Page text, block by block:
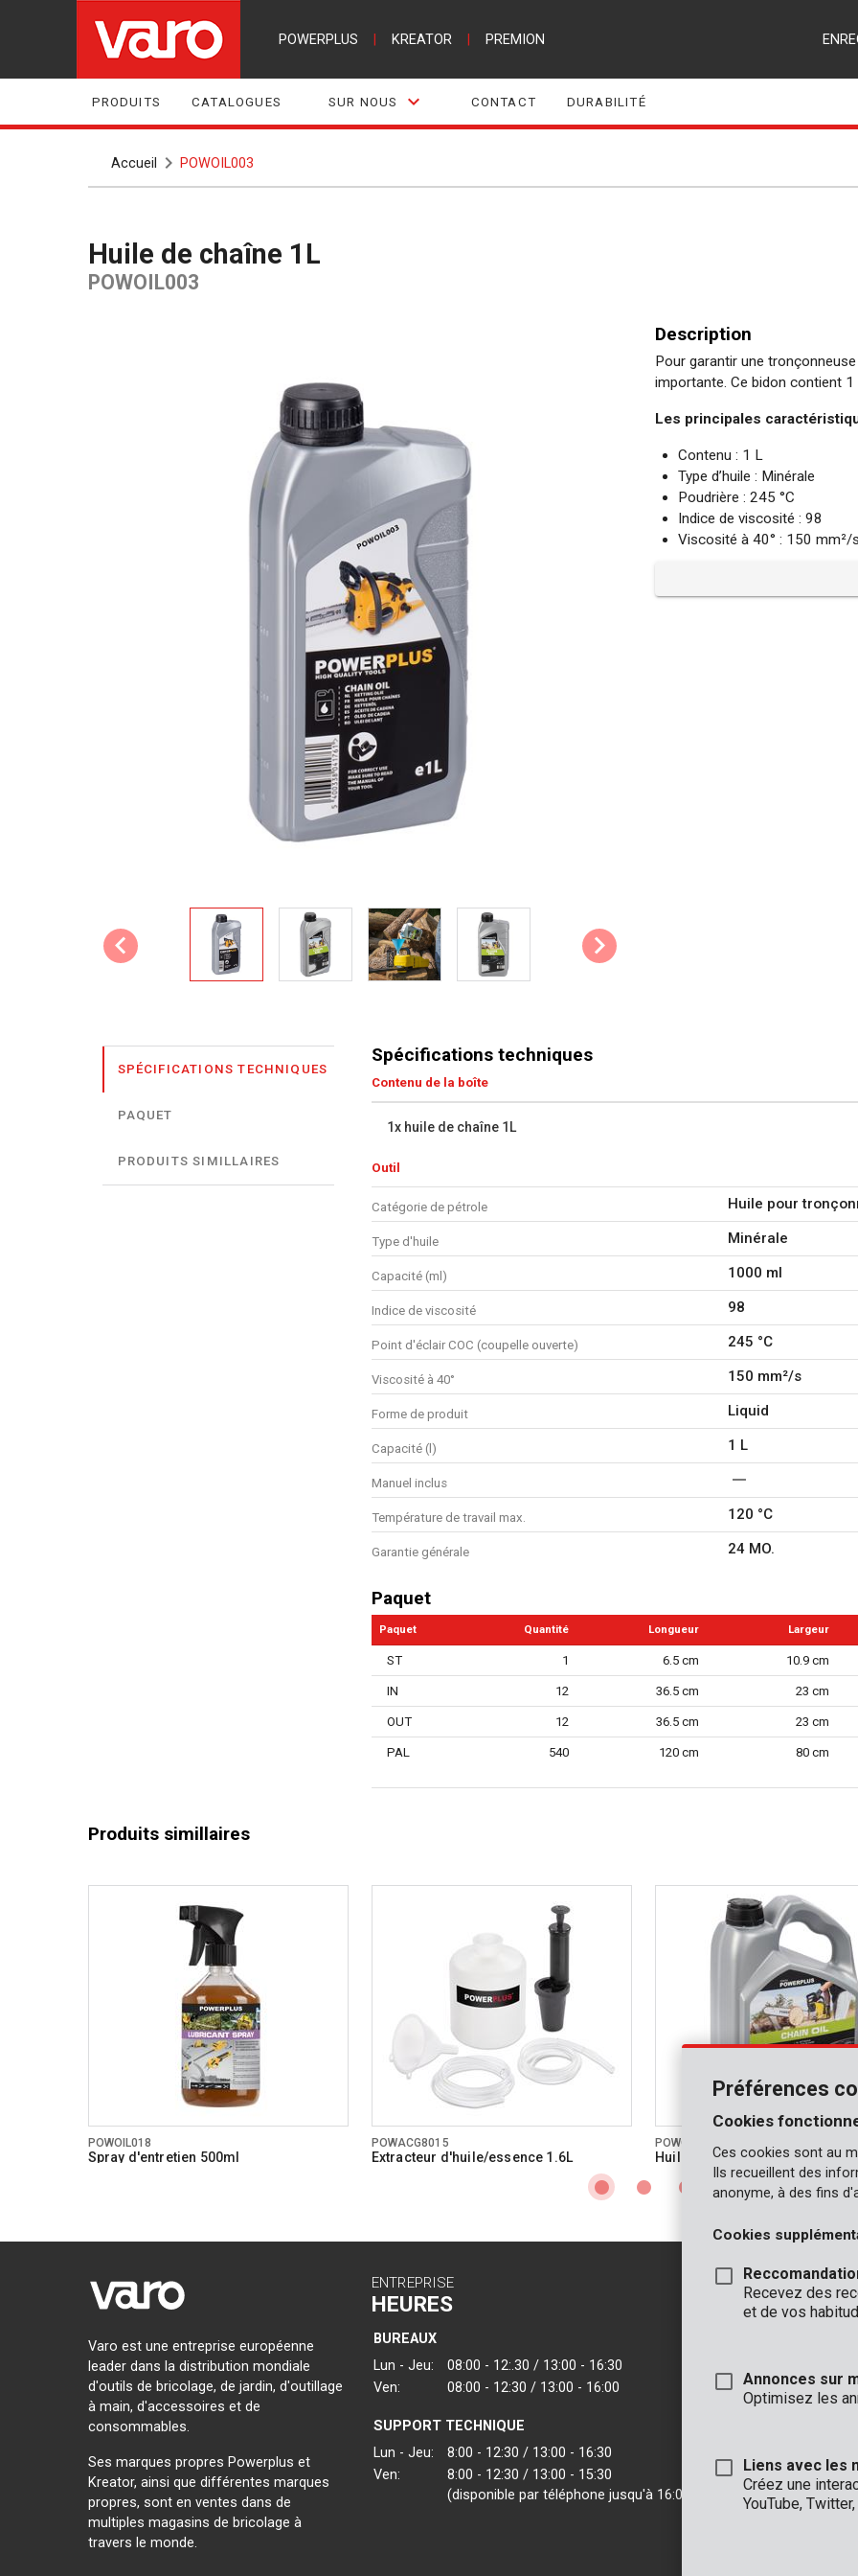
POWERPLUS KREATOR PREMION
PRODUITS CATALOGUES SUR NOUS CONTACT DURABILITÉ
Accueil POWOIL003
Huile de chaîne 1L
POWOIL003
Description
Pour garantir une
importante. Ce bidon contient
Les principales
Contenu : 1 L
Type d’huile : Minérale
Poudrière : 245 °C
Indice de viscosité : 98
Viscosité à 40° : 150 mm²/s
SPÉCIFICATIONS TECHNIQUES
PAQUET
PRODUITS SIMILLAIRES
Spécifications techniques
Contenu de la boîte
1x huile de chaîne 1L
Outil
Catégorie de pétrole Huile pour
Type d'huile Minérale
Capacité (ml) 1000 ml
Indice de viscosité 98
Point d'éclair COC (coupelle ouverte) 245 °C
Viscosité à 40° 150 mm²/s
Forme de produit Liquid
Capacité (l) 1 L
Manuel inclus
Température de travail max. 120 °C
Garantie générale 24 MO.
Paquet
Paquet Quantité Longueur Largeur
ST 1 6.5 cm 10.9 cm
IN 12 36.5 cm 23 cm
OUT 12 36.5 cm 23 cm
PAL 540 120 cm 80 cm
Produits simillaires
POWOIL018
Spray d'entretien 500ml
POWACG8015
Extracteur d'huile/essence 1.6L
POWOIL006
Huile de chaîne 5L
Varo est une entreprise européenne
leader dans la distribution mondiale
d'outils de bricolage, de jardin, d'outillage
à main, d'accessoires et de
consommables.
Ses marques propres Powerplus et
Kreator, ainsi que différentes marques
propres, sont en ventes dans de
multiples magasins de bricolage à
travers le monde.
ENTREPRISE
HEURES
BUREAUX
Lun - Jeu:
08:00 - 12:.30 / 13:00 - 16:30
Ven:
08:00 - 12:30 / 13:00 - 16:00
SUPPORT TECHNIQUE
Lun - Jeu:
8:00 - 12:30 / 13:00 - 16:30
Ven:
8:00 - 12:30 / 13:00 - 15:30
(disponible par téléphone jusqu'à 16:00)
CONTACT
INFO
VARO - Vic. Van
Joseph Van
2500 Lier -
Préférences
Cookies
Ces cookies sont au
Ils recueillent des
anonyme, à des fins
Cookies
Recevez des
et de vos
Annonces sur
Optimisez les
Liens avec les
Créez une
YouTube,